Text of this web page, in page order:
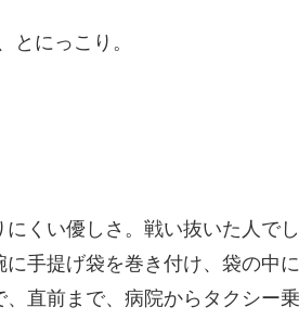
とにっこり。
くい優しさ。戦い抜いた人で
手提げ袋を巻き付け、袋の中
直前まで、病院からタクシー